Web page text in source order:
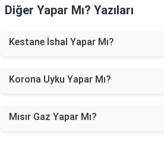
Diğer Yapar Mı? Yazıları
Kestane İshal Yapar Mı?
Korona Uyku Yapar Mı?
Mısır Gaz Yapar Mı?